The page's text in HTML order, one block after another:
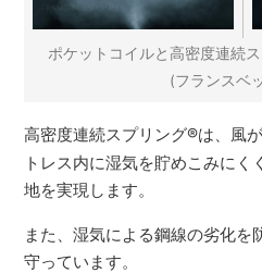
ポケットコイルと高密度連続
(フランスベ
高密度連続スプリング®は、風
トレス内に湿気を貯めこみに
地を実現します。
また、湿気による鋼線の劣化を
守っています。